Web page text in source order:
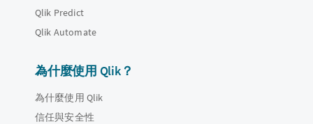
Qlik Predict
Qlik Automate
為什麼使用 Qlik？
為什麼使用 Qlik
信任與安全性